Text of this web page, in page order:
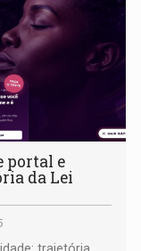
portal e
da Lei